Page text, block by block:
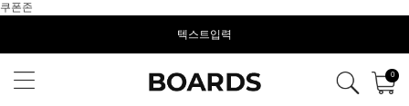
쿠폰존
텍스트입력
0